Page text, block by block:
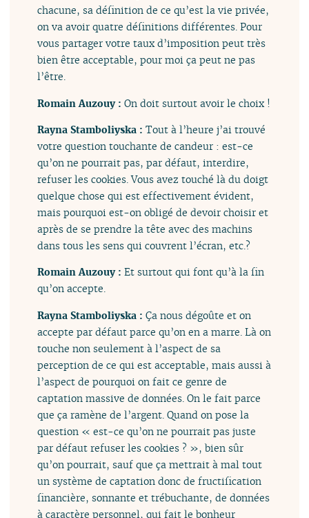
chacune, sa définition de ce qu’est la vie privée,
on va avoir quatre définitions différentes. Pour
vous partager votre taux d’imposition peut très
bien être acceptable, pour moi ça peut ne pas
l’être.
Romain Auzouy :On doit surtout avoir le choix !
Rayna Stamboliyska :Tout à l’heure j’ai trouvé
votre question touchante de candeur : est-ce
qu’on ne pourrait pas, par défaut, interdire,
refuser les cookies. Vous avez touché là du doigt
quelque chose qui est effectivement évident,
mais pourquoi est-on obligé de devoir choisir et
après de se prendre la tête avec des machins
dans tous les sens qui couvrent l’écran, etc.?
Romain Auzouy :Et surtout qui font qu’à la fin
qu’on accepte.
Rayna Stamboliyska :Ça nous dégoûte et on
accepte par défaut parce qu’on en a marre. Là on
touche non seulement à l’aspect de sa
perception de ce qui est acceptable, mais aussi à
l’aspect de pourquoi on fait ce genre de
captation massive de données. On le fait parce
que ça ramène de l’argent. Quand on pose la
question « est-ce qu’on ne pourrait pas juste
par défaut refuser les cookies ? », bien sûr
qu’on pourrait, sauf que ça mettrait à mal tout
un système de captation donc de fructification
financière, sonnante et trébuchante, de données
à caractère personnel, qui fait le bonheur